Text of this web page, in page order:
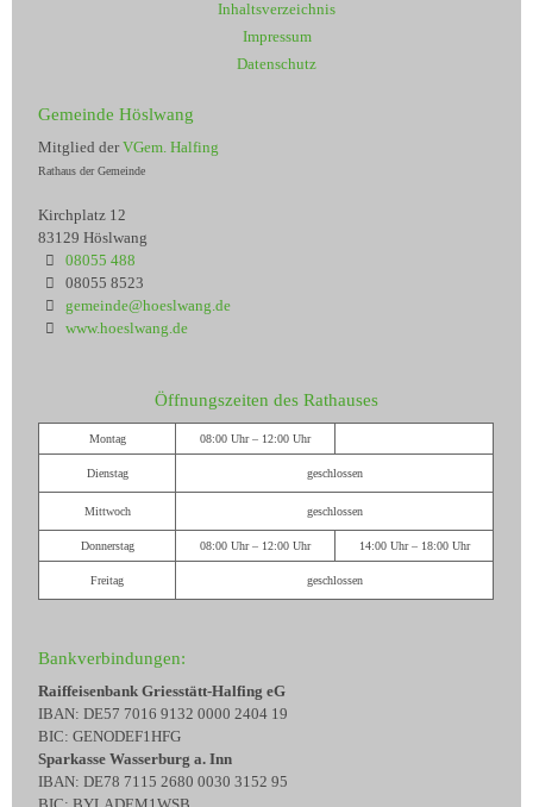
Inhaltsverzeichnis
Impressum
Datenschutz
Gemeinde Höslwang
Mitglied derVGem. Halfing
Rathaus der Gemeinde
Kirchplatz 12
83129 Höslwang
08055 488
08055 8523
gemeinde@hoeslwang.de
www.hoeslwang.de
Öffnungszeiten des Rathauses
Montag 08:00 Uhr – 12:00 Uhr
Dienstag geschlossen
Mittwoch geschlossen
Donnerstag 08:00 Uhr – 12:00 Uhr 14:00 Uhr – 18:00 Uhr
Freitag geschlossen
Bankverbindungen:
Raiffeisenbank Griesstätt-Halfing eG
IBAN: DE57 7016 9132 0000 2404 19
BIC: GENODEF1HFG
Sparkasse Wasserburg a. Inn
IBAN: DE78 7115 2680 0030 3152 95